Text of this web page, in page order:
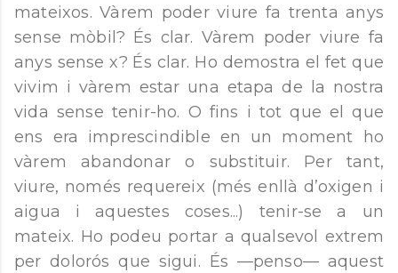
mateixos. Vàrem poder viure fa trenta anys
sense mòbil? És clar. Vàrem poder viure fa
anys sense x? És clar. Ho demostra el fet que
vivim i vàrem estar una etapa de la nostra
vida sense tenir-ho. O fins i tot que el que
ens era imprescindible en un moment ho
vàrem abandonar o substituir. Per tant,
viure, només requereix (més enllà d’oxigen i
aigua i aquestes coses...) tenir-se a un
mateix. Ho podeu portar a qualsevol extrem
per dolorós que sigui. És —penso— aquest